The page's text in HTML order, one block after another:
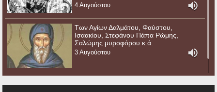
4 Αυγούστου
Των Αγίων Δαλμάτου, Φαύστου,
Ισαακίου, Στεφάνου Πάπα Ρώμης,
Σαλώμης μυροφόρου κ.ά.
3 Αυγούστου